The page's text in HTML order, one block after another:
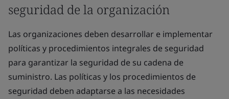
seguridad de la organización
Las organizaciones deben desarrollar e implementar
políticas y procedimientos integrales de seguridad
para garantizar la seguridad de su cadena de
suministro. Las políticas y los procedimientos de
seguridad deben adaptarse a las necesidades